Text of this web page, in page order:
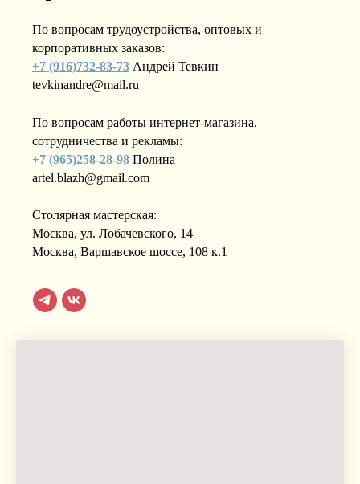
По вопросам трудоустройства, оптовых и
корпоративных заказов:
+7 (916)732-83-73 Андрей Тевкин
tevkinandre@mail.ru
По вопросам работы интернет-магазина,
сотрудничества и рекламы:
+7 (965)258-28-98 Полина
artel.blazh@gmail.com
Столярная мастерская:
Москва, ул. Лобачевского, 14
Москва, Варшавское шоссе, 108 к.1